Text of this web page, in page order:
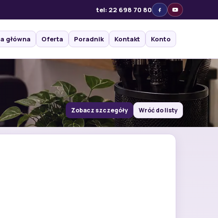
tel: 22 698 70 80
główna Oferta Poradnik Kontakt Konto
Zobacz szczegóły Wróć do listy